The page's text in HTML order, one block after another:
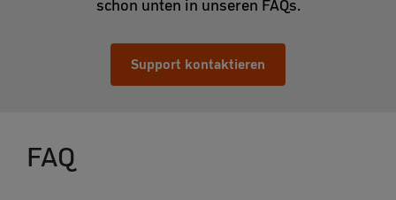
schon unten in unseren FAQs.
Support kontaktieren
FAQ